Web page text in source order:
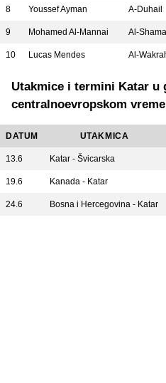
8 Youssef Ayman A-Duhail
9 Mohamed Al-Mannai Al-Shamal
10 Lucas Mendes Al-
Utakmice i termini Katar u
centralnoevropskom
DATUM UTAKMICA
13.6 Katar - Švicarska
19.6 Kanada - Katar
24.6 Bosna i Hercegovina - Katar